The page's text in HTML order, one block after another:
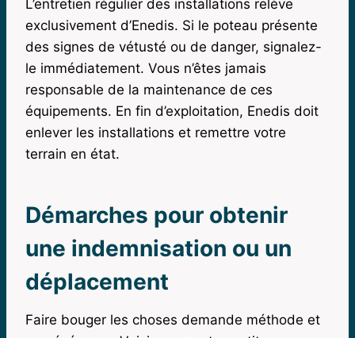
L’entretien régulier des installations relève
exclusivement d’Enedis. Si le poteau présente
des signes de vétusté ou de danger, signalez-
le immédiatement. Vous n’êtes jamais
responsable de la maintenance de ces
équipements. En fin d’exploitation, Enedis doit
enlever les installations et remettre votre
terrain en état.
Démarches pour obtenir
une indemnisation ou un
déplacement
Faire bouger les choses demande méthode et